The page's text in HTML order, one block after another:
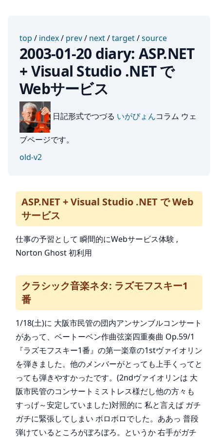
top / index/ prev/ next/target/source
2003-01-20 diary: ASP.NET
+ Visual Studio .NET で
Webサービス
日記形式でつづる いがぴょんコラム ウェ
ブページです。
old-v2
ASP.NET + Visual Studio .NET で Web
サービス
仕事の予習として 瞬間的にWebサービス体験 ,
Norton Ghost 初利用
クラシック音楽ネタ: ラズモフスキー1
番
1/18(土)に 大阪市民管の団内アンサンブルコンサート
があって、ベートーベン作曲弦楽四重奏曲 Op.59/1
『ラズモフスキー1番』の第一楽章の1stヴァイオリン
を弾きました。他のメンバーがとっても上手くってと
っても弾きやすかったです。(2ndヴァイオリンは 大
阪市民管のコンサートミストレス様だし他の方々も
すっげ～安定していました)対照的に 私と言えば ガチ
ガチに緊張してしまい ボロボロでした。ああっ 普段
弾けているところがぼろぼろ。というか 右手がガチ